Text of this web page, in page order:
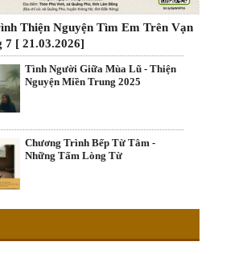
Thiện Nguyện Tìm Em Trên Vạn
7 [ 21.03.2026]
Tình Người Giữa Mùa Lũ - Thiện
Nguyện Miền Trung 2025
Chương Trình Bếp Từ Tâm -
Những Tấm Lòng Từ